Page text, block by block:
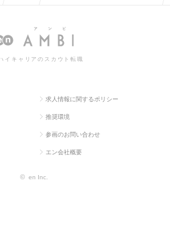
イキャリアのスカウト転職
求人情報に関するポリシー
推奨環境
参画のお問い合わせ
エン会社概要
© en Inc.